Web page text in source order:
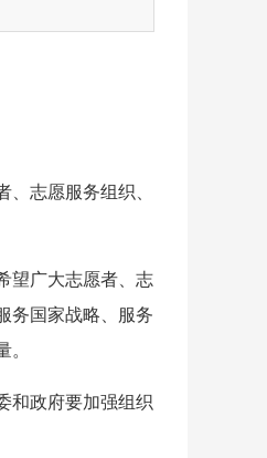
志愿服务组织、
望广大志愿者、志
务国家战略、服务
和政府要加强组织